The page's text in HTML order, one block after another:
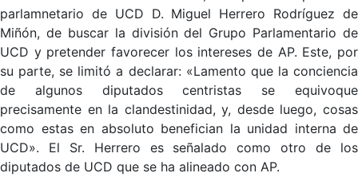
parlamnetario de UCD D. Miguel Herrero Rodríguez de
Miñón, de buscar la división del Grupo Parlamentario de
UCD y pretender favorecer los intereses de AP. Este, por
su parte, se limitó a declarar: «Lamento que la conciencia
de algunos diputados centristas se equivoque
precisamente en la clandestinidad, y, desde luego, cosas
como estas en absoluto benefician la unidad interna de
UCD». El Sr. Herrero es señalado como otro de los
diputados de UCD que se ha alineado con AP.